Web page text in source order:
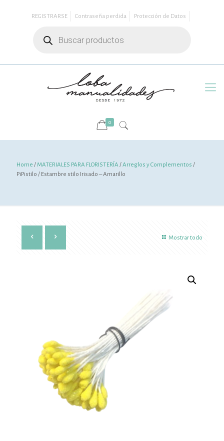
REGISTRARSE Contraseña perdida
Protección de Datos
productos
0
Home /MATERIALES PARA FLORISTERÍA /Arreglos y Complementos /
PiPistilo / Estambre stilo Irisado – Amarillo
Mostrar todo